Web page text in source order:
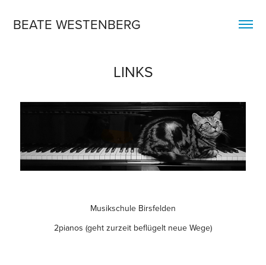
BEATE WESTENBERG
LINKS
Musikschule Birsfelden
2pianos (geht zurzeit beflügelt neue Wege)